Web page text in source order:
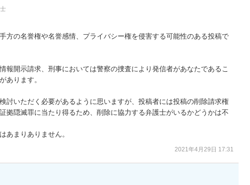
方の名誉権や名誉感情、プライバシー権を侵害する可能性のある投稿で
報開示請求、刑事においては警察の捜査により発信者があなたであるこ
あります。
討いただく必要があるように思いますが、投稿者には投稿の削除請求権
拠隠滅罪に当たり得るため、削除に協力する弁護士がいるかどうかは不
あまりありません。
2021年4月29日 17:31